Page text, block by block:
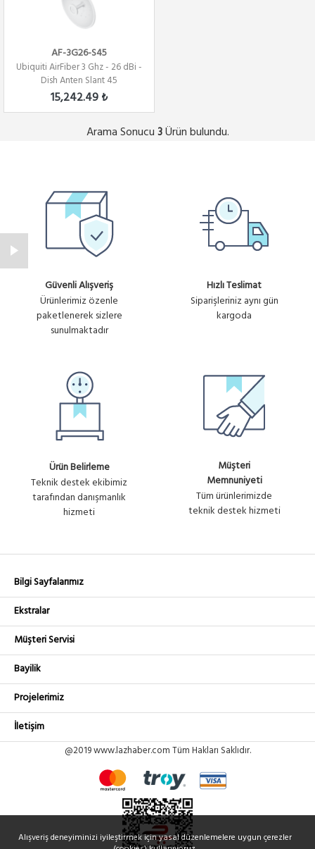
AF-3G26-S45
Ubiquiti AirFiber 3 Ghz - 26 dBi -
Dish Anten Slant 45
15,242.49 ₺
Arama Sonucu 3Ürün bulundu.
Güvenli Alışveriş
Ürünlerimiz özenle
paketlenerek sizlere
sunulmaktadır
Hızlı Teslimat
Siparişleriniz aynı gün
kargoda
Ürün Belirleme
Teknik destek ekibimiz
tarafından danışmanlık
hizmeti
Müşteri
Memnuniyeti
Tüm ürünlerimizde
teknik destek hizmeti
Bilgi Sayfalarımız
Ekstralar
Müşteri Servisi
Bayilik
Projelerimiz
İletişim
@2019 www.lazhaber.com Tüm Hakları Saklıdır.
Alışveriş deneyiminizi iyileştirmek için yasal düzenlemelere uygun çerezler